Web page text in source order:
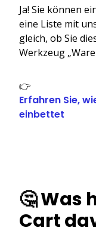
Ja! Sie können
eine Liste mit
gleich, ob Sie
Werkzeug
👉
Erfahren Sie,
einbettet
🤔 Was
Cart